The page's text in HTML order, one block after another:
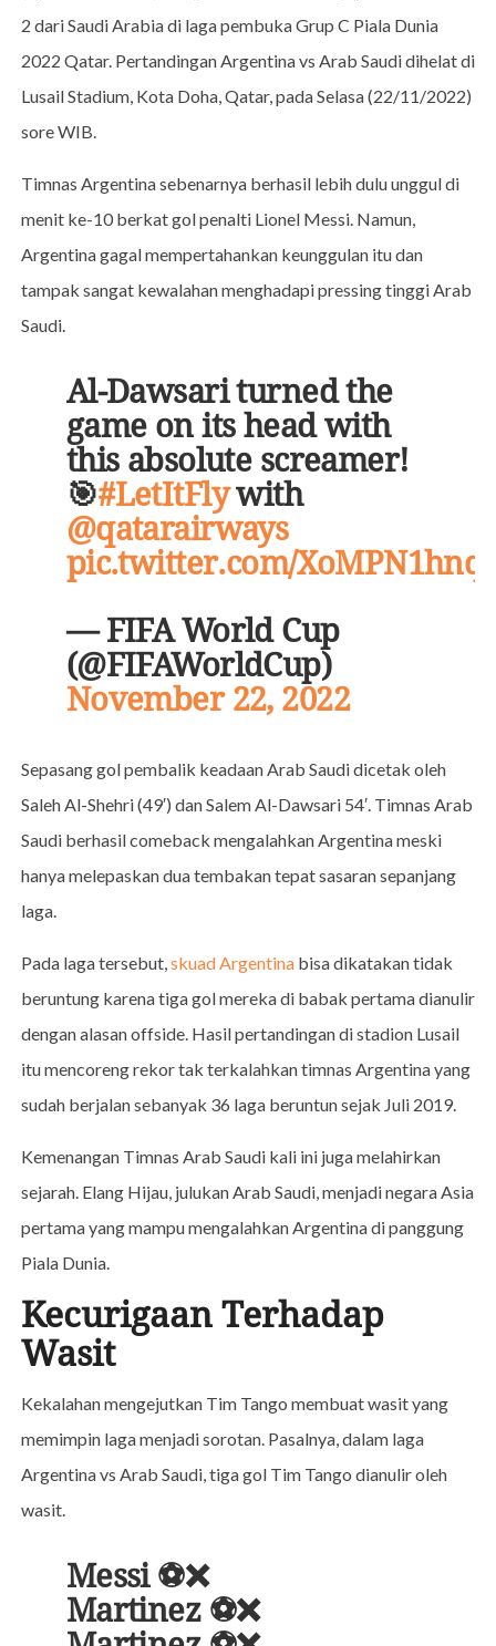
2 dari Saudi Arabia di laga pembuka Grup C Piala Dunia
2022 Qatar. Pertandingan Argentina vs Arab Saudi dihelat di
Lusail Stadium, Kota Doha, Qatar, pada Selasa (22/11/2022)
sore WIB.
Timnas Argentina sebenarnya berhasil lebih dulu unggul di
menit ke-10 berkat gol penalti Lionel Messi. Namun,
Argentina gagal mempertahankan keunggulan itu dan
tampak sangat kewalahan menghadapi pressing tinggi Arab
Saudi.
Al-Dawsari turned the
game on its head with
this absolute screamer!
🎯#LetItFlywith
@qatarairways
pic.twitter.com/
— FIFA World Cup
(@FIFAWorldCup)
November 22, 2022
Sepasang gol pembalik keadaan Arab Saudi dicetak oleh
Saleh Al-Shehri (49′) dan Salem Al-Dawsari 54′. Timnas Arab
Saudi berhasil comeback mengalahkan Argentina meski
hanya melepaskan dua tembakan tepat sasaran sepanjang
laga.
Pada laga tersebut, skuad Argentinabisa dikatakan tidak
beruntung karena tiga gol mereka di babak pertama dianulir
dengan alasan offside. Hasil pertandingan di stadion Lusail
itu mencoreng rekor tak terkalahkan timnas Argentina yang
sudah berjalan sebanyak 36 laga beruntun sejak Juli 2019.
Kemenangan Timnas Arab Saudi kali ini juga melahirkan
sejarah. Elang Hijau, julukan Arab Saudi, menjadi negara Asia
pertama yang mampu mengalahkan Argentina di panggung
Piala Dunia.
Kecurigaan Terhadap
Wasit
Kekalahan mengejutkan Tim Tango membuat wasit yang
memimpin laga menjadi sorotan. Pasalnya, dalam laga
Argentina vs Arab Saudi, tiga gol Tim Tango dianulir oleh
wasit.
Messi ⚽️❌
Martinez ⚽️❌